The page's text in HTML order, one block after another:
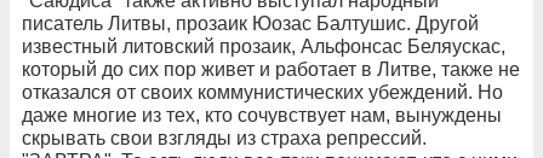
писатель Литвы, прозаик Юозас Балтушис. Другой
известный литовский прозаик, Альфонсас Беляускас,
который до сих пор живет и работает в Литве, также не
отказался от своих коммунистических убеждений. Но
даже многие из тех, кто сочувствует нам, вынуждены
скрывать свои взгляды из страха репрессий.